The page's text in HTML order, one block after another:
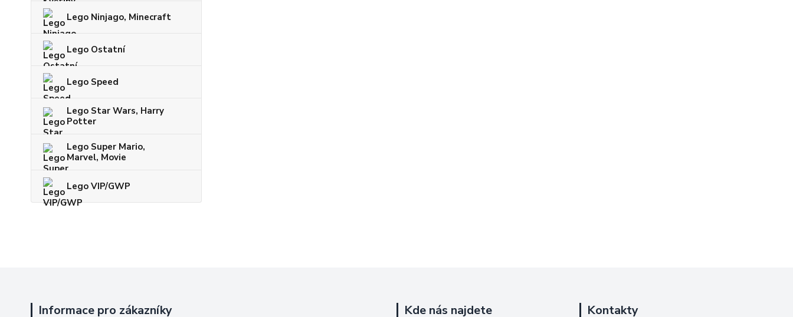
Lego Ninjago, Minecraft
Lego Ostatní
Lego Speed
Lego Star Wars, Harry
Potter
Lego Super Mario,
Marvel, Movie
Lego VIP/GWP
Informace pro zákazníky Kde nás najdete Kontakty